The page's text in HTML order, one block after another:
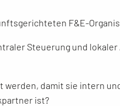
F&E-
Steuerung und lokaler
werden, damit sie intern
ist?